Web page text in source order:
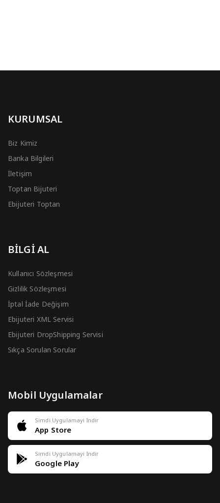
KURUMSAL
Biz Kimiz
Banka Bilgileri
İletişim
Toptan Bijuteri
Ebijuteri Toptan
BİLGİ AL
Kullanıcı Sözleşmesi
Gizlilik Sözleşmesi
İptal İade Değişim
Ebijuteri XML Servisi
Ebijuteri DropShipping Servisi
Sıkça Sorulan Sorular
Mobil Uygulamalar
Simdi Uygulamayi Indir
App Store
Simdi Uygulamayi Indir
Google Play